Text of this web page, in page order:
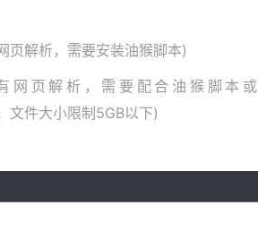
页解析，需要安装油猴脚本)
网页解析，需要配合油猴脚本或
文件大小限制5GB以下)